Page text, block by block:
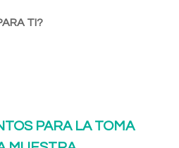
TI?
PARA LA TOMA